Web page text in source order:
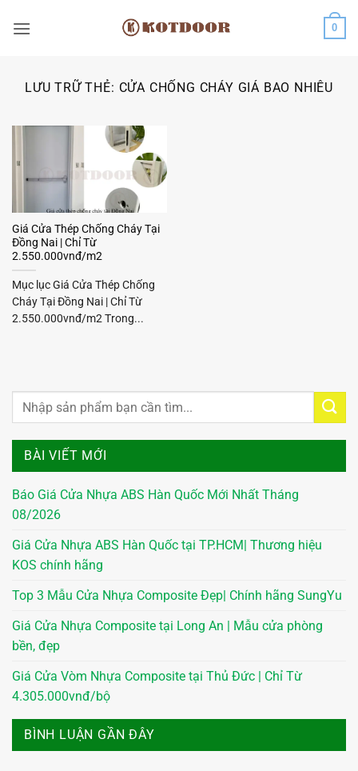
qua
0
LƯU TRỮ THẺ: CỬA CHỐNG CHÁY GIÁ BAO NHIÊU
BÀI VIẾT MỚI
Báo Giá Cửa Nhựa ABS Hàn Quốc Mới Nhất Tháng
08/2026
Giá Cửa Nhựa ABS Hàn Quốc tại TP.HCM| Thương hiệu
KOS chính hãng
Top 3 Mẫu Cửa Nhựa Composite Đẹp| Chính hãng SungYu
Giá Cửa Nhựa Composite tại Long An | Mẫu cửa phòng
bền, đẹp
Giá Cửa Vòm Nhựa Composite tại Thủ Đức | Chỉ Từ
4.305.000vnđ/bộ
BÌNH LUẬN GẦN ĐÂY
Giá Cửa Thép Chống Cháy Tại
Đồng Nai | Chỉ Từ
2.550.000vnđ/m2
Mục lục Giá Cửa Thép Chống
Cháy Tại Đồng Nai | Chỉ Từ
2.550.000vnđ/m2 Trong...